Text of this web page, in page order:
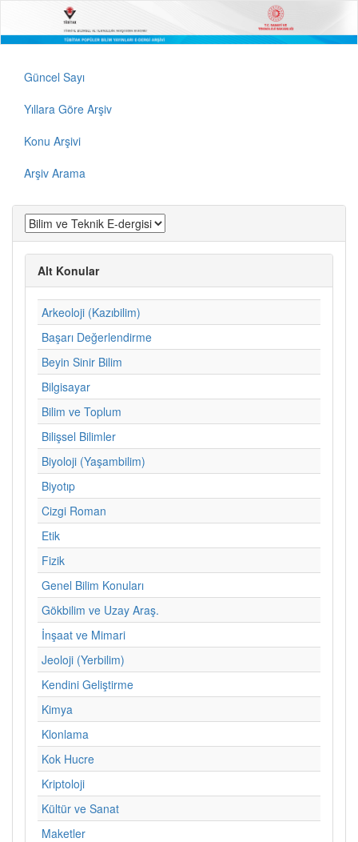
Güncel Sayı
Yıllara Göre Arşiv
Konu Arşivi
Arşiv Arama
Alt Konular
Arkeoloji (Kazıbilim)
Başarı Değerlendirme
Beyin Sinir Bilim
Bilgisayar
Bilim ve Toplum
Bilişsel Bilimler
Biyoloji (Yaşambilim)
Biyotıp
Cizgi Roman
Etik
Fizik
Genel Bilim Konuları
Gökbilim ve Uzay Araş.
İnşaat ve Mimari
Jeoloji (Yerbilim)
Kendini Geliştirme
Kimya
Klonlama
Kok Hucre
Kriptoloji
Kültür ve Sanat
Maketler